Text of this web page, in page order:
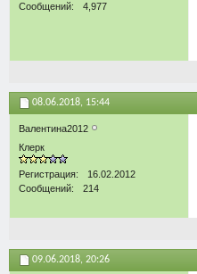
Сообщений
4,977
08.06.2018, 15:44
Валентина2012
Клерк
Регистрация
16.02.2012
Сообщений
214
09.06.2018, 20:26